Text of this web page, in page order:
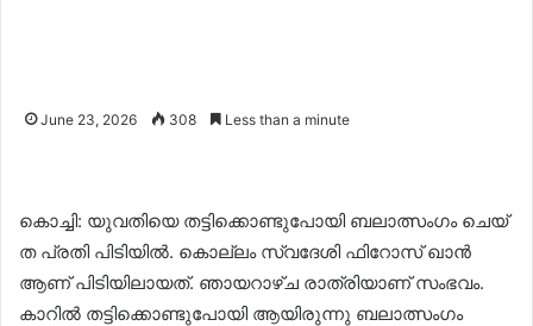
June 23, 2026 308 Less than a minute
കൊച്ചി: യുവതിയെ തട്ടിക്കൊണ്ടുപോയി ബലാത്സംഗം ചെയ്​
ത പ്രതി പിടിയിൽ. കൊല്ലം സ്വ​ദേശി ഫിറോസ്​ ഖാൻ
ആണ്​ പിടിയിലായത്. ​ഞായറാഴ്​ച രാത്രിയാണ്​ സംഭവം.
കാറിൽ തട്ടിക്കൊണ്ടു​പോയി ആയിരുന്നു ബലാത്സംഗം